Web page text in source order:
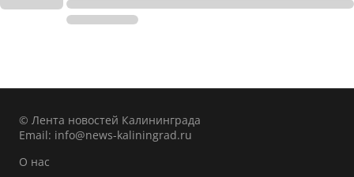
© Лента новостей Калининграда
Email: info@news-kaliningrad.ru
О нас